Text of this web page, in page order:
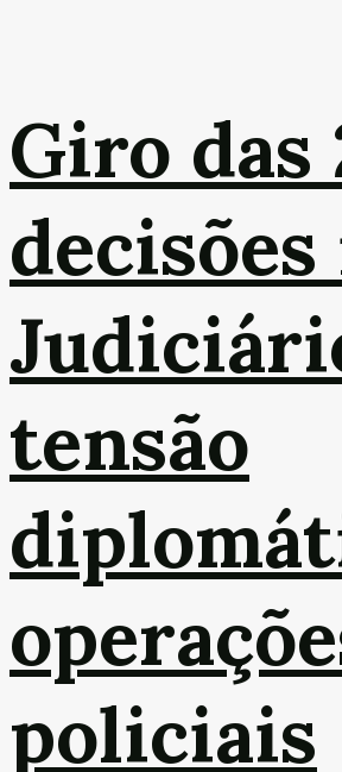
Giro das
decisões
tensão
policiais